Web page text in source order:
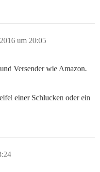
um 20:05
Versender wie Amazon.
einer Schlucken oder ein